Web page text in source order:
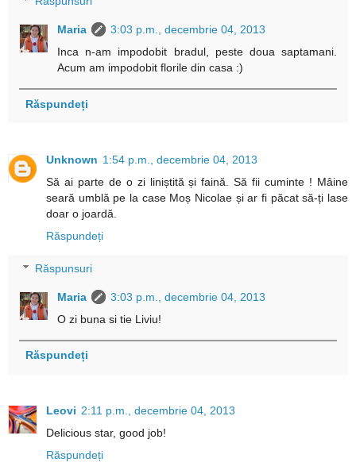
Maria
3:03 p.m., decembrie 04, 2013
Inca n-am impodobit bradul, peste doua saptamani.
Acum am impodobit florile din casa :)
Răspundeți
Unknown 1:54 p.m., decembrie 04, 2013
Să ai parte de o zi liniștită și faină. Să fii cuminte ! Mâine
seară umblă pe la case Moș Nicolae și ar fi păcat să-ți lase
doar o joardă.
Răspundeți
Răspunsuri
Maria
3:03 p.m., decembrie 04, 2013
O zi buna si tie Liviu!
Răspundeți
Leovi 2:11 p.m., decembrie 04, 2013
Delicious star, good job!
Răspundeți